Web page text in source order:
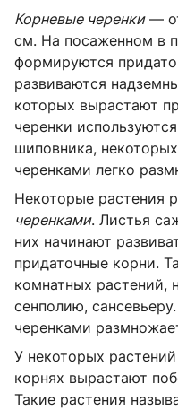
Корневые черенки—
см. На посаженном в
формируются
развиваются
которых вырастают
черенки
шиповника,
черенками легко
Некоторые растения
черенками. Листья
них начинают
придаточные корни.
комнатных растений,
сенполию,
черенками
У некоторых
корнях вырастают
Такие растения